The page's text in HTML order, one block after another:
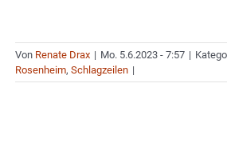
Von Renate Drax | Mo. 5.6.2023 - 7:57 |
Rosenheim, Schlagzeilen |